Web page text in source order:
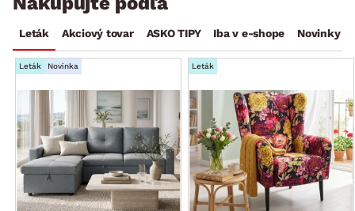
Leták Akciový tovar ASKO TIPY Iba v e-shope Novinky
Leták Novinka Leták